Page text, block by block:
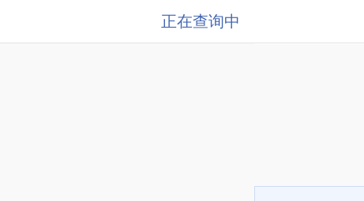
正在查询中